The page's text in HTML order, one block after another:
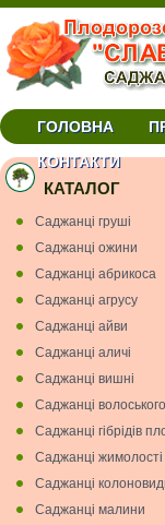
окуліровки та прививки
ГОЛОВНА
КОНТАКТИ
КАТАЛОГ
Cаджанці грушi
Cаджанці ожини
Саджанці абрикоса
Саджанці агрусу
Саджанці айви
Саджанці аличі
Саджанці вишнi
Саджанці
Саджанці гiбрiдiв
Саджанці жимолості
Саджанці
Саджанці малини